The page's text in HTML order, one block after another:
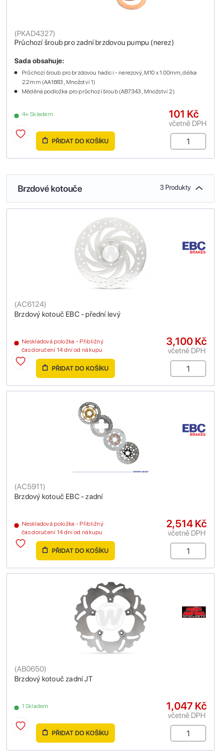
Průchozí šroub pro zadní brzdovou pumpu (nerez)
(PKAD4327)
4+ Skladem
Sada obsahuje:
Průchozí šroub pro brzdovou hadici - nerezový, M10 x 1.00mm, délka
22mm (AA1683 , Množství 1)
Měděná podložka pro průchozí šroub (AB7343 , Množství 2)
101 Kč
včetně DPH
PŘIDAT DO KOŠÍKU
Brzdové kotouče 3 Produkty
Brzdový kotouč EBC - přední levý
(AC6124)
Neskladová položka - Přibližný
čas doručení 14 dní od nákupu
3,100 Kč
včetně DPH
PŘIDAT DO KOŠÍKU
Brzdový kotouč EBC - zadní
(AC5911)
Neskladová položka - Přibližný
čas doručení 14 dní od nákupu
2,514 Kč
včetně DPH
PŘIDAT DO KOŠÍKU
Brzdový kotouč zadní JT
(AB0650)
1 Skladem 1,047 Kč
včetně DPH
PŘIDAT DO KOŠÍKU